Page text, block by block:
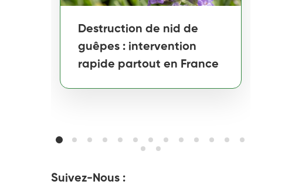
Destruction de nid de
guêpes : intervention
rapide partout en France
Suivez-Nous :